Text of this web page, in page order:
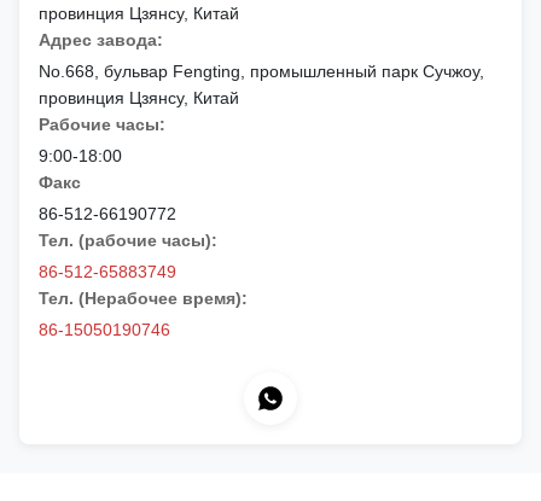
провинция Цзянсу, Китай
Адрес завода:
No.668, бульвар Fengting, промышленный парк Сучжоу,
провинция Цзянсу, Китай
Рабочие часы:
9:00-18:00
Факс
86-512-66190772
Тел. (рабочие часы):
86-512-65883749
Тел. (Нерабочее время):
86-15050190746